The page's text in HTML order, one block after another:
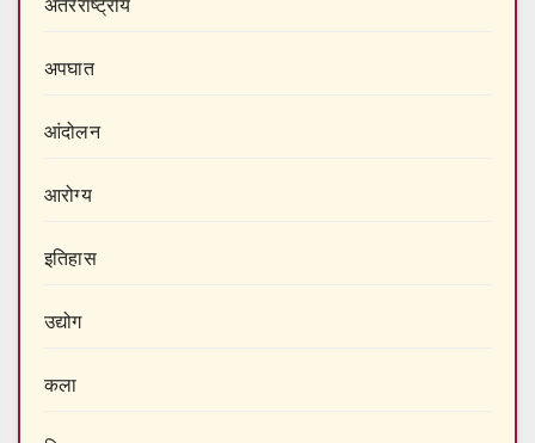
अंतरराष्‍ट्रीय
अपघात
आंदोलन
आरोग्य
इतिहास
उद्योग
कला